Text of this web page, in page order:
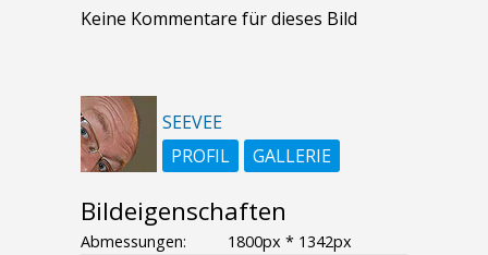
Keine Kommentare für dieses Bild
SEEVEE
PROFIL
GALLERIE
Bildeigenschaften
Abmessungen:
1800px * 1342px